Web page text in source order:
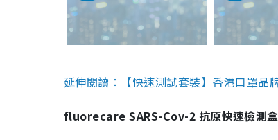
延伸閱讀：【快速測試套裝】香港口罩
fluorecare SARS-Cov-2 抗原快速檢測盒